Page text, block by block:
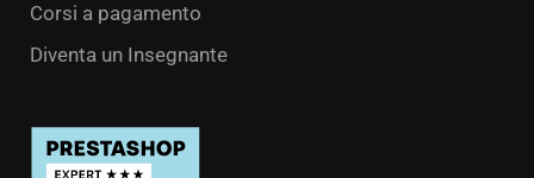
Corsi a pagamento
Diventa un Insegnante